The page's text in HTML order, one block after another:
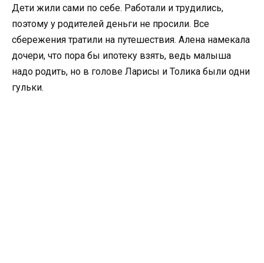
Дети жили сами по себе. Работали и трудились,
поэтому у родителей деньги не просили. Все
сбережения тратили на путешествия. Алена намекала
дочери, что пора бы ипотеку взять, ведь малыша
надо родить, но в голове Ларисы и Толика были одни
гульки.